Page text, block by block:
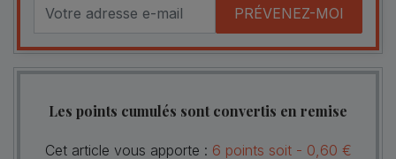
PRÉVENEZ-MOI
Les points cumulés sont convertis en remise
Cet article vous apporte : 6 points soit - 0,60 €